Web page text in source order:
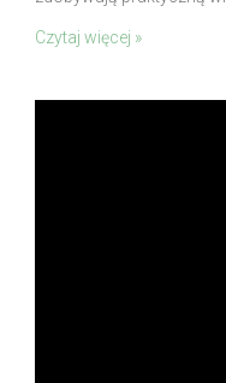
Czytaj więcej »